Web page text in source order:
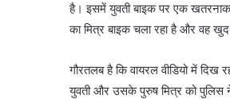
है। इसमें युवती बाइक पर एक
का मित्र बाइक चला रहा है और वह
गौरतलब है कि वायरल वीडियो में दिख
युवती और उसके पुरुष मित्र को पुलिस